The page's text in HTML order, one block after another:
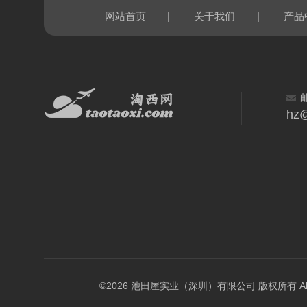
网站首页 | 关于我们 | 产品
©2026 池田屋实业（深圳）有限公司 版权所有